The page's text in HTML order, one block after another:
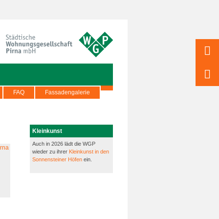
FAQ Fassadengalerie
Kleinkunst
Auch in 2026 lädt die WGP
wieder zu ihrer Kleinkunst in den
Sonnensteiner Höfen ein.